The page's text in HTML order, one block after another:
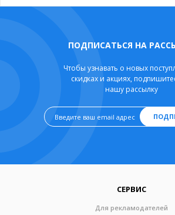
ПОДПИСАТЬСЯ НА
Чтобы узнавать о новых
скидках и акциях,
нашу рассылку
СЕРВИС
Для рекламодателей